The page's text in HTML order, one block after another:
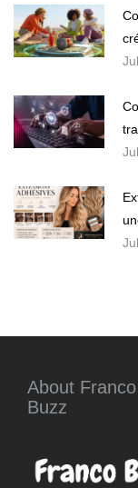
About Franco
Buzz